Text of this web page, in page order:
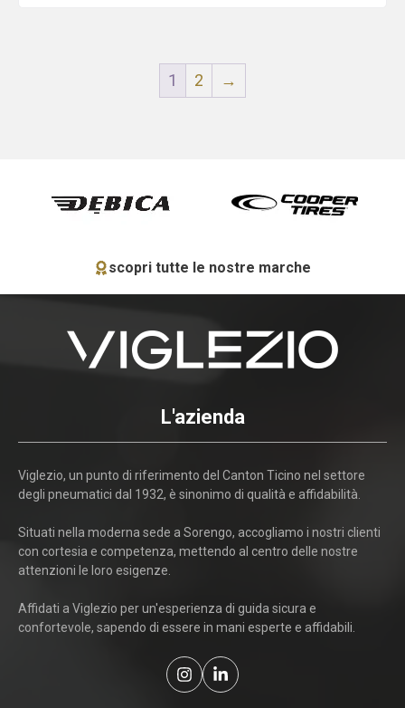
1 2 →
scopri tutte le nostre marche
L'azienda
Viglezio, un punto di riferimento del Canton Ticino nel settore
degli pneumatici dal 1932, è sinonimo di qualità e affidabilità.
Situati nella moderna sede a Sorengo, accogliamo i nostri clienti
con cortesia e competenza, mettendo al centro delle nostre
attenzioni le loro esigenze.
Affidati a Viglezio per un'esperienza di guida sicura e
confortevole, sapendo di essere in mani esperte e affidabili.